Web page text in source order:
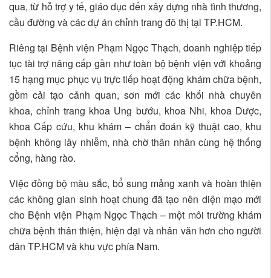
qua, từ hỗ trợ y tế, giáo dục đến xây dựng nhà tình thương,
cầu đường và các dự án chỉnh trang đô thị tại TP.HCM.
Riêng tại Bệnh viện Phạm Ngọc Thạch, doanh nghiệp tiếp
tục tài trợ nâng cấp gần như toàn bộ bệnh viện với khoảng
15 hạng mục phục vụ trực tiếp hoạt động khám chữa bệnh,
gồm cải tạo cảnh quan, sơn mới các khối nhà chuyên
khoa, chỉnh trang khoa Ung bướu, khoa Nhi, khoa Dược,
khoa Cấp cứu, khu khám – chẩn đoán kỹ thuật cao, khu
bệnh không lây nhiễm, nhà chờ thân nhân cùng hệ thống
cổng, hàng rào.
Việc đồng bộ màu sắc, bổ sung mảng xanh và hoàn thiện
các không gian sinh hoạt chung đã tạo nên diện mạo mới
cho Bệnh viện Phạm Ngọc Thạch – một môi trường khám
chữa bệnh thân thiện, hiện đại và nhân văn hơn cho người
dân TP.HCM và khu vực phía Nam.